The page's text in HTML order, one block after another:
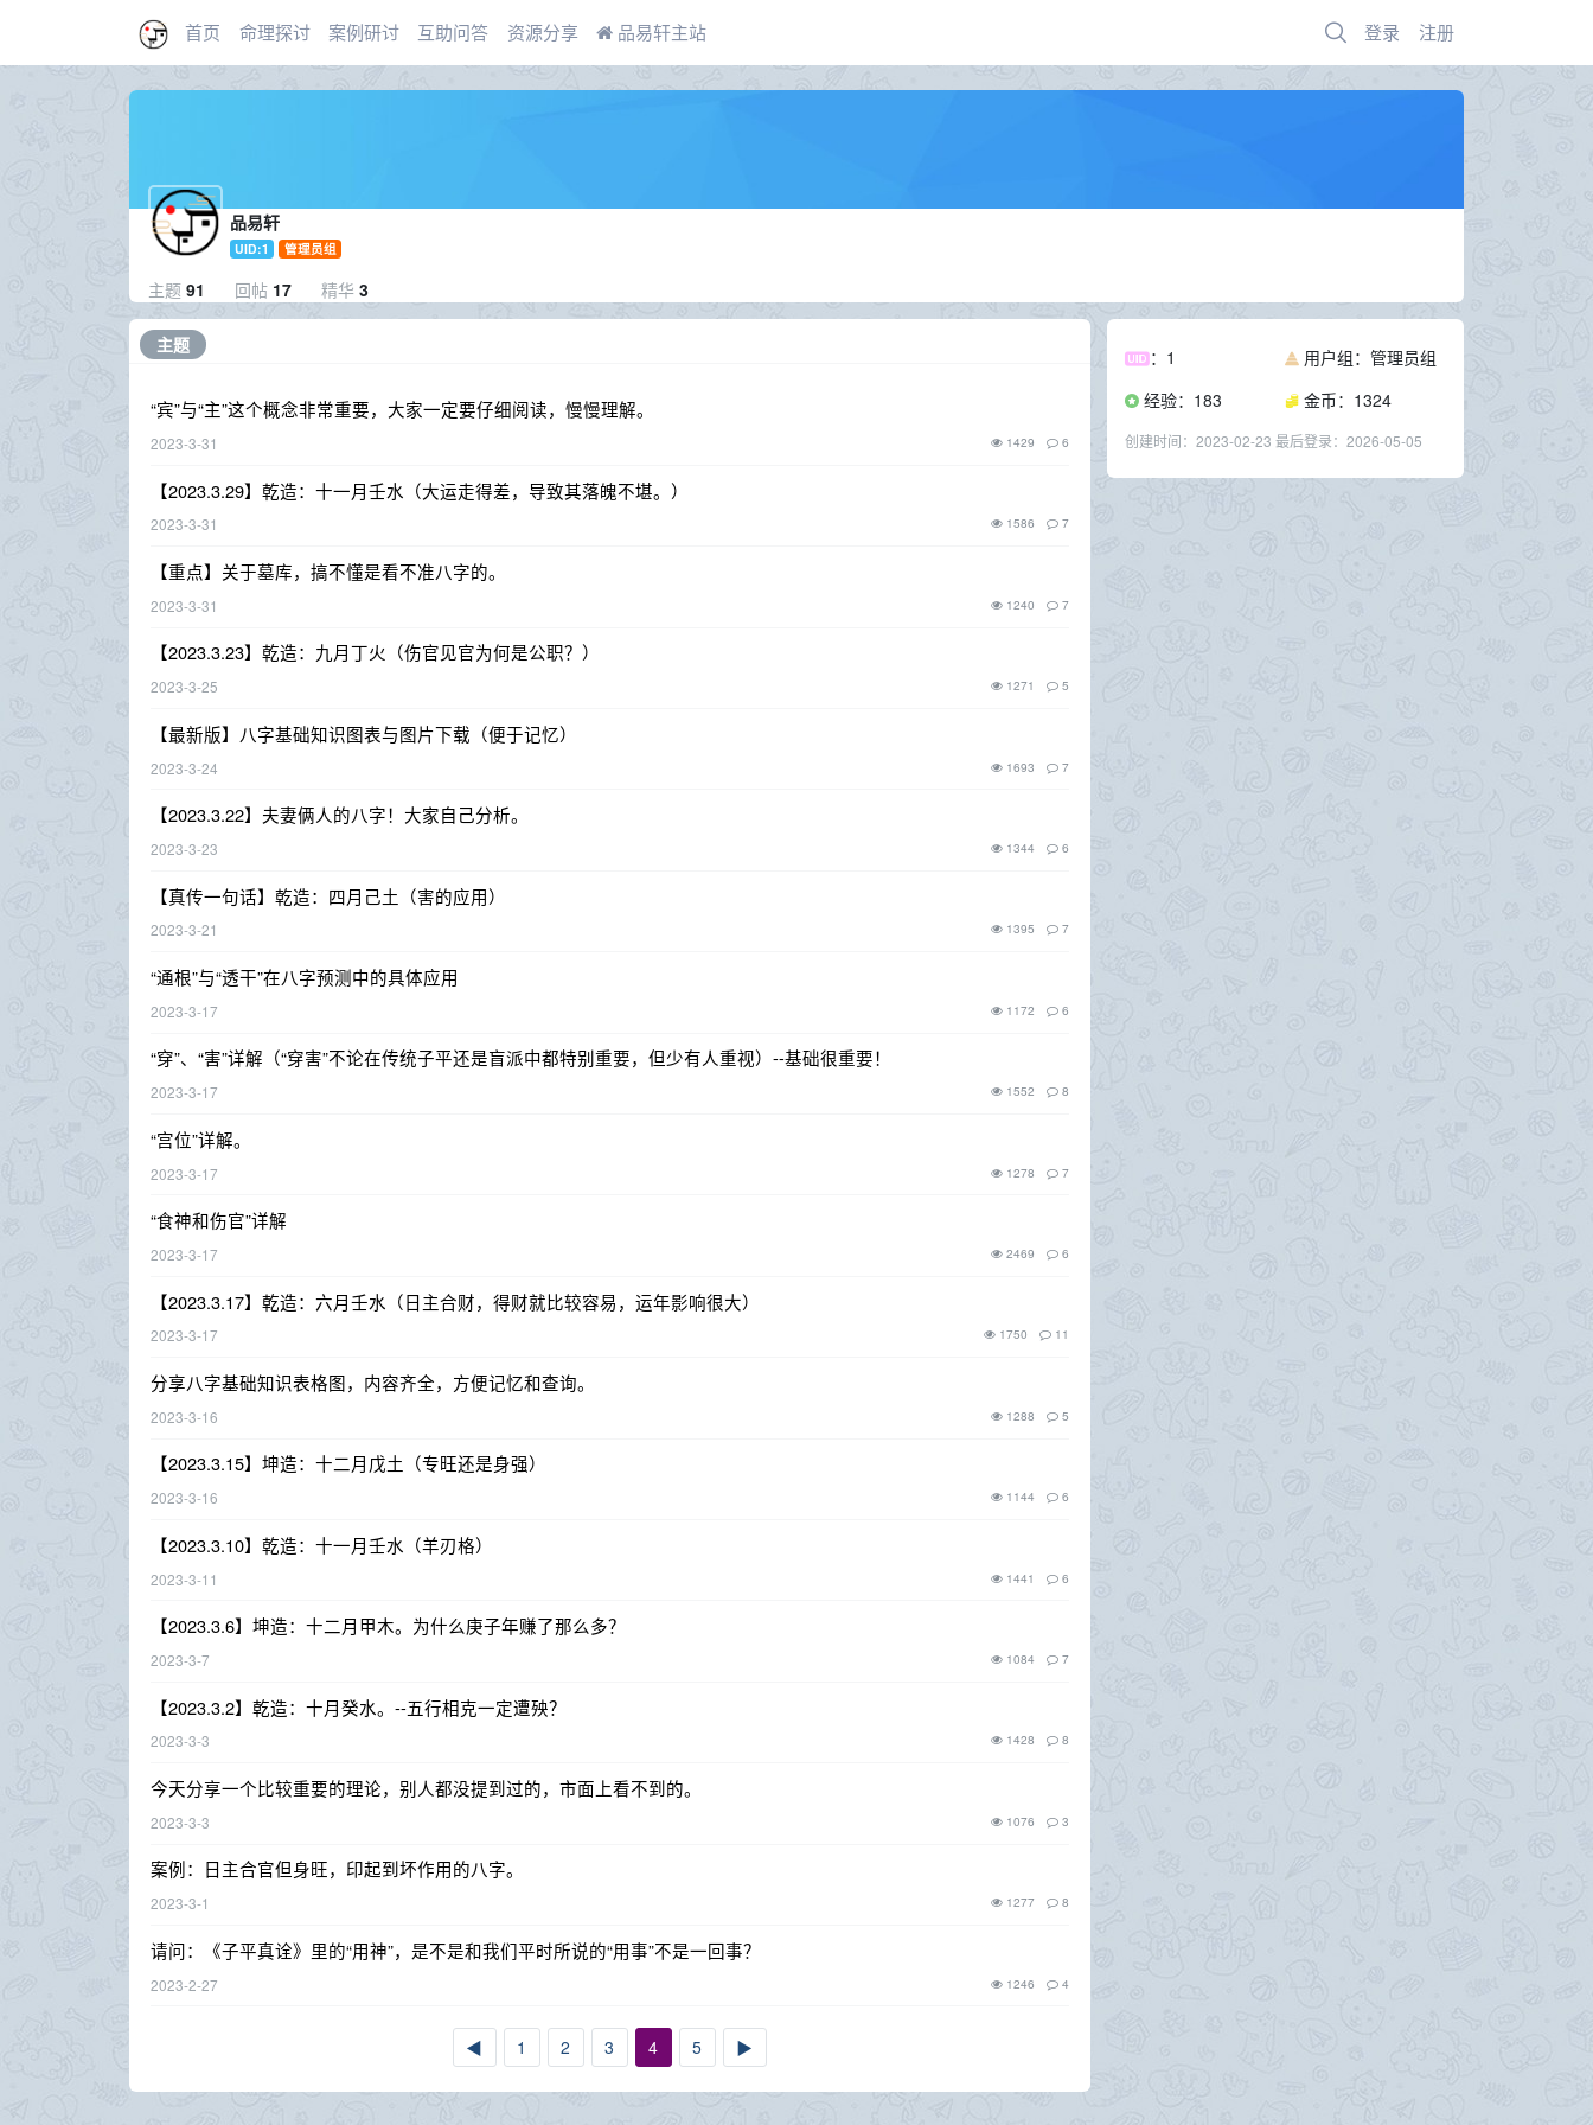
首页 命理探讨 案例研讨 互助问答 资源分享 品易轩主站 登录 注册
品易轩
UID:1 管理员组
主题 91 回帖 17 精华 3
主题
“宾”与“主”这个概念非常重要，大家一定要仔细阅读，慢慢理解。
2023-3-31 1429 6
【2023.3.29】乾造：十一月壬水（大运走得差，导致其落魄不堪。）
2023-3-31 1586 7
【重点】关于墓库，搞不懂是看不准八字的。
2023-3-31 1240 7
【2023.3.23】乾造：九月丁火（伤官见官为何是公职？）
2023-3-25 1271 5
【最新版】八字基础知识图表与图片下载（便于记忆）
2023-3-24 1693 7
【2023.3.22】夫妻俩人的八字！大家自己分析。
2023-3-23 1344 6
【真传一句话】乾造：四月己土（害的应用）
2023-3-21 1395 7
“通根”与“透干”在八字预测中的具体应用
2023-3-17 1172 6
“穿”、“害”详解（“穿害”不论在传统子平还是盲派中都特别重要，但少有人重视）--基础很重要！
2023-3-17 1552 8
“宫位”详解。
2023-3-17 1278 7
“食神和伤官”详解
2023-3-17 2469 6
【2023.3.17】乾造：六月壬水（日主合财，得财就比较容易，运年影响很大）
2023-3-17 1750 11
分享八字基础知识表格图，内容齐全，方便记忆和查询。
2023-3-16 1288 5
【2023.3.15】坤造：十二月戊土（专旺还是身强）
2023-3-16 1144 6
【2023.3.10】乾造：十一月壬水（羊刃格）
2023-3-11 1441 6
【2023.3.6】坤造：十二月甲木。为什么庚子年赚了那么多？
2023-3-7 1084 7
【2023.3.2】乾造：十月癸水。--五行相克一定遭殃？
2023-3-3 1428 8
今天分享一个比较重要的理论，别人都没提到过的，市面上看不到的。
2023-3-3 1076 3
案例：日主合官但身旺，印起到坏作用的八字。
2023-3-1 1277 8
请问：《子平真诠》里的“用神”，是不是和我们平时所说的“用事”不是一回事？
2023-2-27 1246 4
◀ 1 2 3 4 5 ▶
：1
用户组：管理员组
经验：183
金币：1324
创建时间： 2023-02-23 最后登录： 2026-05-05